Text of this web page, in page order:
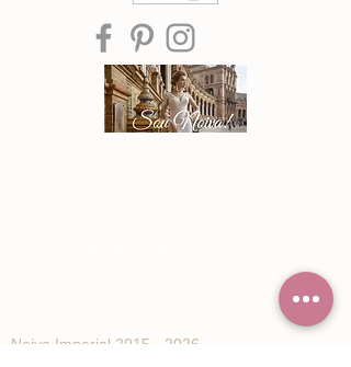
Noiva Imperial 2015 - 2026